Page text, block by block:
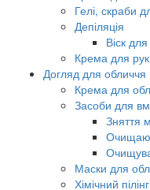
Гелі, скраби
Депіляція
Віск для
Крема для рук
Догляд для обличчя
Крема для
Засоби для
Зняття
Маски для
Хімічний пілінг